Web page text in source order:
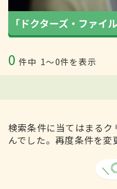
0 件中 1〜0件を表示
検索条件に当てはまる
んでした。再度条件を変